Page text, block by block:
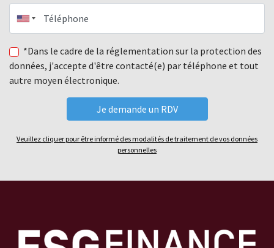
Téléphone
*Dans le cadre de la réglementation sur la protection des
données, j'accepte d'être contacté(e) par téléphone et tout
autre moyen électronique.
Veuillez cliquer pour être informé des modalités de traitement de vos données
personnelles